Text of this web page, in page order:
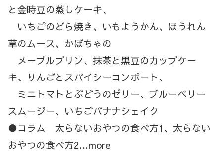
と金時豆の蒸しケーキ、
いちごのどら焼き、いもようかん、ほうれん
草のムース、かぼちゃの
メープルプリン、抹茶と黒豆のカップケー
キ、りんごとスパイシーコンポート、
ミニトマトとぶどうのゼリー、ブルーベリー
スムージー、いちごバナナシェイク
●コラム 太らないおやつの食べ方1、太らない
おやつの食べ方2…more